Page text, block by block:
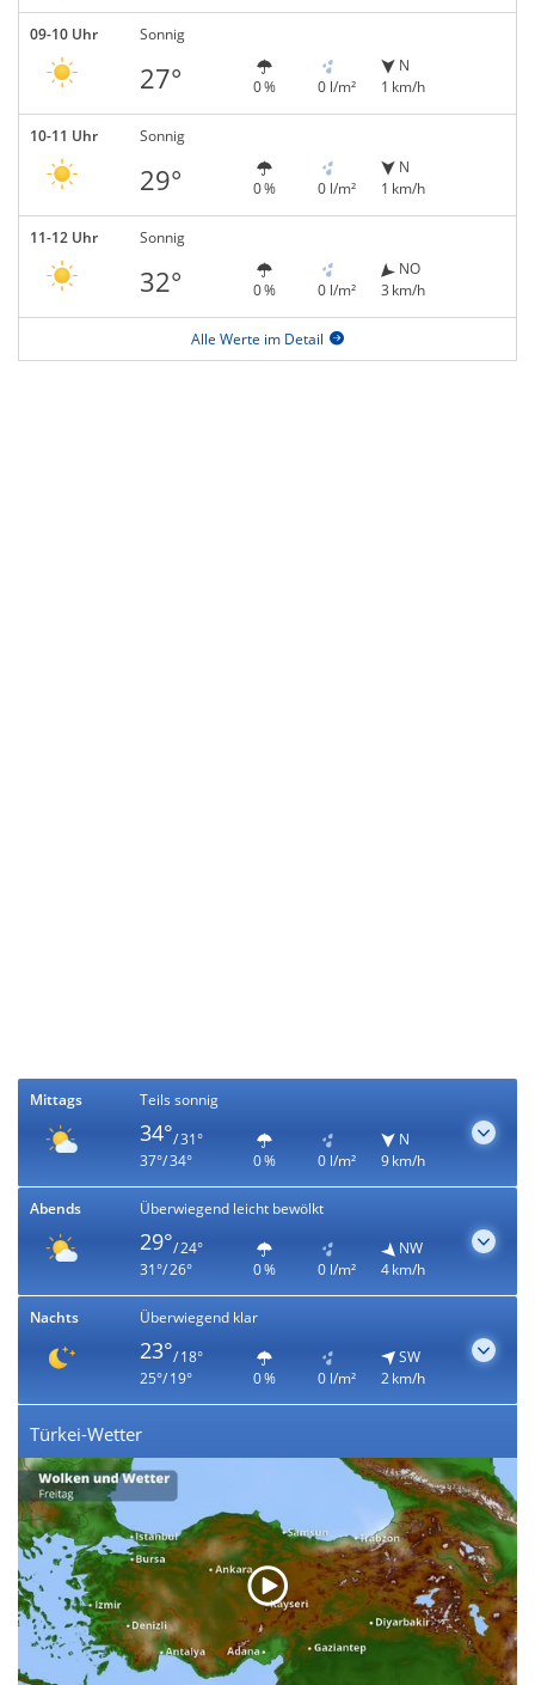
09-10 Uhr Sonnig
27° 0 % 0 l/m²
N
1 km/h
10-11 Uhr Sonnig
29° 0 % 0 l/m²
N
1 km/h
11-12 Uhr Sonnig
32° 0 % 0 l/m²
NO
3 km/h
Alle Werte im Detail
Mittags Teils sonnig
34°/ 31°
37°/ 34°
0 % 0 l/m²
N
9 km/h
Abends Überwiegend leicht bewölkt
29°/ 24°
31°/ 26°
0 % 0 l/m²
NW
4 km/h
Nachts Überwiegend klar
23°/ 18°
25°/ 19°
0 % 0 l/m²
SW
2 km/h
Türkei-Wetter